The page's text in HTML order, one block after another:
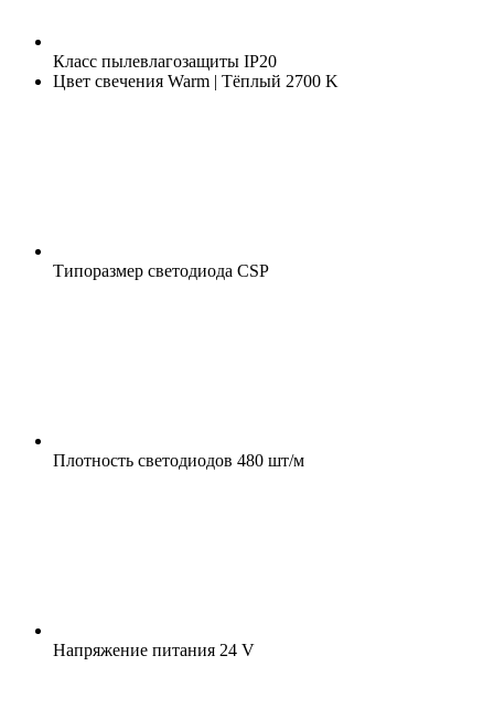
Класс пылевлагозащиты IP20
Цвет свечения Warm | Тёплый 2700 K
Типоразмер светодиода CSP
Плотность светодиодов 480 шт/м
Напряжение питания 24 V